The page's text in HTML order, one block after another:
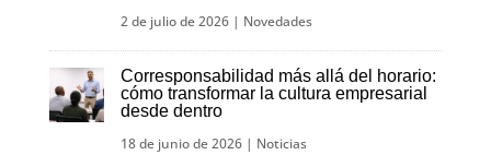
2 de julio de 2026| Novedades
Corresponsabilidad más allá del horario:
cómo transformar la cultura empresarial
desde dentro
18 de junio de 2026| Noticias